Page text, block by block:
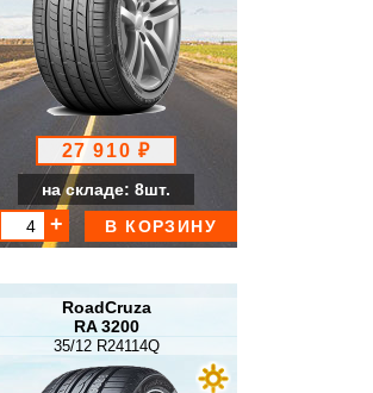
27 910 ₽
на складе: 8шт.
В КОРЗИНУ
RoadCruza
RA 3200
35/12 R24114Q